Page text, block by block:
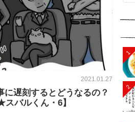
2021.01.27
に遅刻するとどうなるの？
スバルくん・6】
1
2